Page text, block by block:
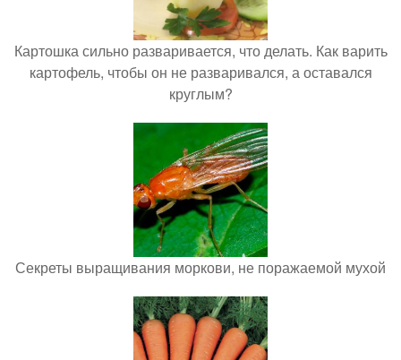
Картошка сильно разваривается, что делать. Как варить
картофель, чтобы он не разваривался, а оставался
круглым?
Секреты выращивания моркови, не поражаемой мухой